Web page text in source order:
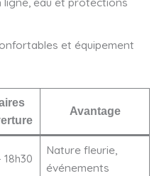
et équipement
Avantage
18h30
Nature fleurie,
événements